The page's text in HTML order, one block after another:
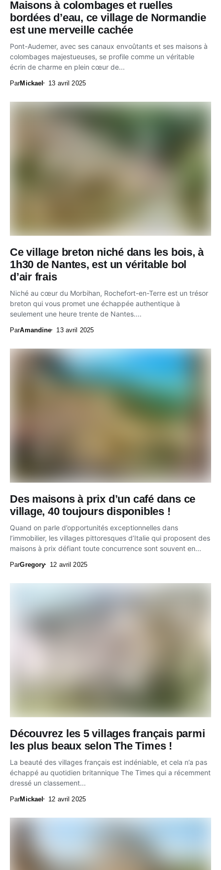
Maisons à colombages et ruelles
bordées d’eau, ce village de Normandie
est une merveille cachée
Pont-Audemer, avec ses canaux envoûtants et ses maisons à
colombages majestueuses, se profile comme un véritable
écrin de charme en plein cœur de...
ParMickael 13 avril 2025
Ce village breton niché dans les bois, à
1h30 de Nantes, est un véritable bol
d’air frais
Niché au cœur du Morbihan, Rochefort-en-Terre est un trésor
breton qui vous promet une échappée authentique à
seulement une heure trente de Nantes....
ParAmandine 13 avril 2025
Des maisons à prix d’un café dans ce
village, 40 toujours disponibles !
Quand on parle d’opportunités exceptionnelles dans
l’immobilier, les villages pittoresques d’Italie qui proposent des
maisons à prix défiant toute concurrence sont souvent en...
ParGregory 12 avril 2025
Découvrez les 5 villages français parmi
les plus beaux selon The Times !
La beauté des villages français est indéniable, et cela n’a pas
échappé au quotidien britannique The Times qui a récemment
dressé un classement...
ParMickael 12 avril 2025